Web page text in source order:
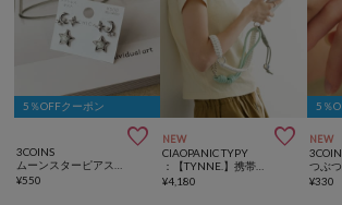
5％OFFクーポン

3COINS
¥550
NEW 
CIAOPANIC TYPY
¥4,180
5％
NEW
つぶ
¥330